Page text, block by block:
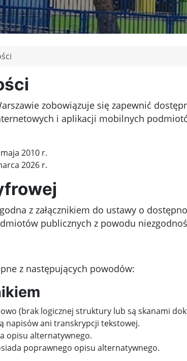
zobowiązuje się zapewnić
i aplikacji mobilnych
2010 r.
2026 r.
z załącznikiem do ustawy o
publicznych z powodu
z następujących powodów:
(brak logicznej struktury lub są skanami
napisów ani transkrypcji tekstowej.
opisu alternatywnego.
poprawnego opisu alternatywnego.